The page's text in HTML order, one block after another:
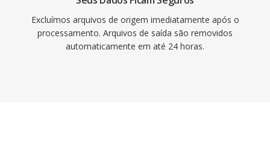
Excluímos arquivos de origem imediatamente após o
processamento. Arquivos de saída são removidos
automaticamente em até 24 horas.